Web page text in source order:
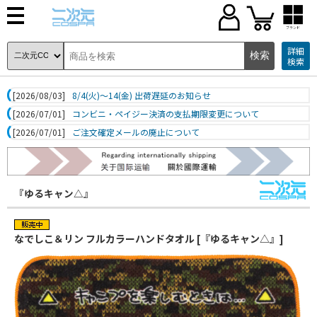
ブランド
詳細
検索
[2026/08/03]
8/4(火)～14(金) 出荷遅延のお知らせ
[2026/07/01]
コンビニ・ペイジー決済の支払期限変更について
[2026/07/01]
ご注文確定メールの廃止について
『ゆるキャン△』
なでしこ＆リン フルカラーハンドタオル [『ゆるキャン△』]